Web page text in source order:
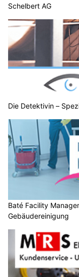
Schelbert AG
Die Detektivin –
Baté Facility
Gebäudereinigung